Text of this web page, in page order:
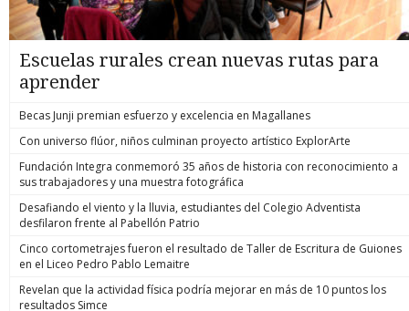
Escuelas rurales crean nuevas rutas para
aprender
Becas Junji premian esfuerzo y excelencia en Magallanes
Con universo flúor, niños culminan proyecto artístico ExplorArte
Fundación Integra conmemoró 35 años de historia con reconocimiento a
sus trabajadores y una muestra fotográfica
Desafiando el viento y la lluvia, estudiantes del Colegio Adventista
desfilaron frente al Pabellón Patrio
Cinco cortometrajes fueron el resultado de Taller de Escritura de Guiones
en el Liceo Pedro Pablo Lemaitre
Revelan que la actividad física podría mejorar en más de 10 puntos los
resultados Simce